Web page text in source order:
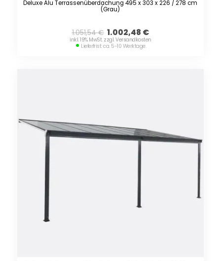
Deluxe Alu Terrassenüberdachung 495 x 303 x 226 / 278 cm
(Grau)
1.051,54€ 1.002,48 €
inkl. 19% MwSt. zzgl. Versandkosten
Lieferfrist: ca. 5-10 Werktage.